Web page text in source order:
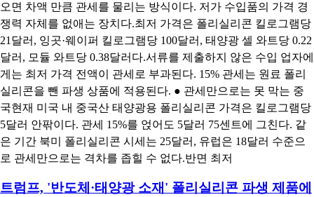
오면 차액 만큼 관세를 물리는 방식이다. 저가 수입품의 가격 경
쟁력 자체를 없애는 장치다.최저 가격은 폴리실리콘 킬로그램당
21달러, 잉곳·웨이퍼 킬로그램당 100달러, 태양광 셀 와트당 0.22
달러, 모듈 와트당 0.38달러다.서류를 제출하지 않은 수입 업자에
게는 최저 가격 전액이 관세로 부과된다. 15% 관세는 원료 폴리
실리콘을 뺀 파생 상품에 적용된다. ● 관세만으로는 못 막는 중
국현재 미국 내 중국산 태양광용 폴리실리콘 가격은 킬로그램당
5달러 안팎이다. 관세 15%를 얹어도 5달러 75센트에 그친다. 같
은 기간 북미 폴리실리콘 시세는 25달러, 유럽은 18달러 수준으
로 관세만으로는 격차를 좁힐 수 없다.반면 최저
트럼프, '반도체·태양광 소재' 폴리실리콘 파생 제품에